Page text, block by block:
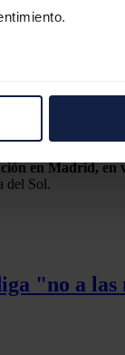
información
de estos
llevarán un
El cambio
en Madrid, en
del Sol.
"no a las